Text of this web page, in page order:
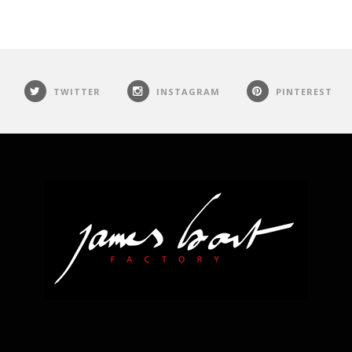
TWITTER INSTAGRAM PINTEREST